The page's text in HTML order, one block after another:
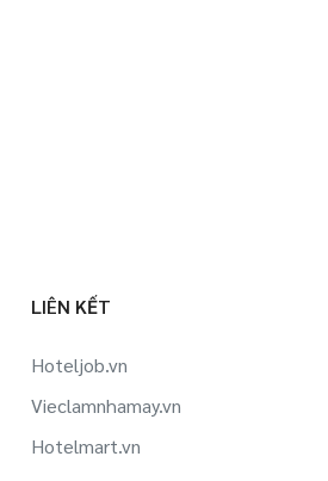
LIÊN KẾT
Hoteljob.vn
Vieclamnhamay.vn
Hotelmart.vn